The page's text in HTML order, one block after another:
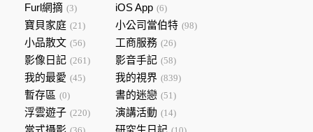
Furl網摘 (3) iOS App (6)
寶貝家庭 (21) 小公司當伯特 (98)
小品散文 (56) 工商服務 (26)
影像日記 (261) 影音手記 (58)
我的最愛 (45) 我的視界 (839)
暫存區 (0) 書的迷戀 (51)
浮雲遊子 (220) 演講活動 (14)
當式攝影 研究生日記